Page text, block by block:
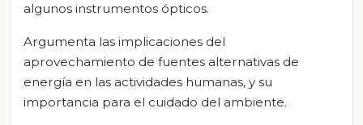
algunos instrumentos ópticos.
Argumenta las implicaciones del
aprovechamiento de fuentes alternativas de
energía en las actividades humanas, y su
importancia para el cuidado del ambiente.